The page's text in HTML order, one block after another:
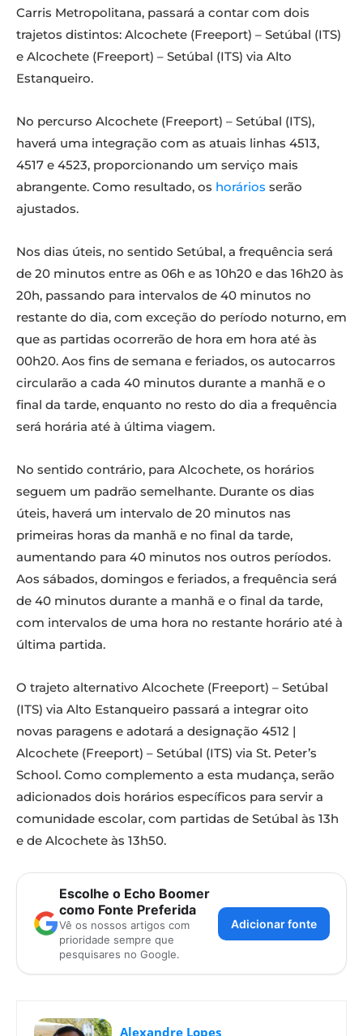
Carris Metropolitana, passará a contar com dois
trajetos distintos: Alcochete (Freeport) – Setúbal (ITS)
e Alcochete (Freeport) – Setúbal (ITS) via Alto
Estanqueiro.
No percurso Alcochete (Freeport) – Setúbal (ITS),
haverá uma integração com as atuais linhas 4513,
4517 e 4523, proporcionando um serviço mais
abrangente. Como resultado, os horários serão
ajustados.
Nos dias úteis, no sentido Setúbal, a frequência será
de 20 minutos entre as 06h e as 10h20 e das 16h20 às
20h, passando para intervalos de 40 minutos no
restante do dia, com exceção do período noturno, em
que as partidas ocorrerão de hora em hora até às
00h20. Aos fins de semana e feriados, os autocarros
circularão a cada 40 minutos durante a manhã e o
final da tarde, enquanto no resto do dia a frequência
será horária até à última viagem.
No sentido contrário, para Alcochete, os horários
seguem um padrão semelhante. Durante os dias
úteis, haverá um intervalo de 20 minutos nas
primeiras horas da manhã e no final da tarde,
aumentando para 40 minutos nos outros períodos.
Aos sábados, domingos e feriados, a frequência será
de 40 minutos durante a manhã e o final da tarde,
com intervalos de uma hora no restante horário até à
última partida.
O trajeto alternativo Alcochete (Freeport) – Setúbal
(ITS) via Alto Estanqueiro passará a integrar oito
novas paragens e adotará a designação 4512 |
Alcochete (Freeport) – Setúbal (ITS) via St. Peter’s
School. Como complemento a esta mudança, serão
adicionados dois horários específicos para servir a
comunidade escolar, com partidas de Setúbal às 13h
e de Alcochete às 13h50.
Escolhe o Echo Boomer
como Fonte Preferida
Vê os nossos artigos com
prioridade sempre que
pesquisares no Google.
Adicionar fonte
Alexandre Lopes